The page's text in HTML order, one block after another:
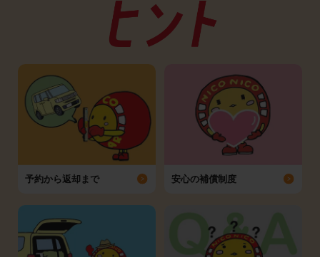
予約から返却まで 安心の補償制度